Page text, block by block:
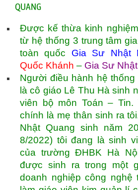
QUANG
Được kế thừa kinh
từ hệ thống 3 trung tâm
toàn quốc Gia Sư Nhật
Quốc Khánh – Gia Sư
Người điều hành hệ thống
là cô giáo Lê Thu Hà sinh
viên bộ môn Toán – Tin.
chính là mẹ thân sinh ra
Nhật Quang sinh năm
8/2022) tôi đang là sinh
của trường ĐHBK Hà
được sinh ra trong một
doanh nghiệp công nghệ